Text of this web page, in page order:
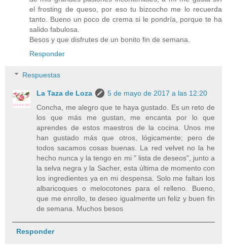
el frosting de queso, por eso tu bizcocho me lo recuerda
tanto. Bueno un poco de crema si le pondría, porque te ha
salido fabulosa.
Besos y que disfrutes de un bonito fin de semana.
Responder
Respuestas
La Taza de Loza
5 de mayo de 2017 a las 12:20
Concha, me alegro que te haya gustado. Es un reto de
los que más me gustan, me encanta por lo que
aprendes de estos maestros de la cocina. Unos me
han gustado más que otros, lógicamente; pero de
todos sacamos cosas buenas. La red velvet no la he
hecho nunca y la tengo en mi " lista de deseos", junto a
la selva negra y la Sacher, esta última de momento con
los ingredientes ya en mi despensa. Solo me faltan los
albaricoques o melocotones para el relleno. Bueno,
que me enrollo, te deseo igualmente un feliz y buen fin
de semana. Muchos besos
Responder